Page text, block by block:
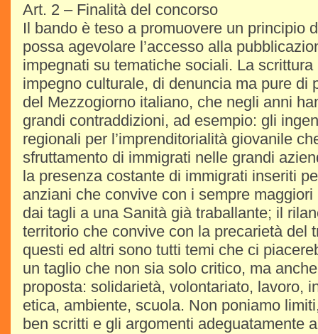
Art. 2 – Finalità del concorso
Il bando è teso a promuovere un principio
possa agevolare l’accesso alla
impegnati su tematiche sociali. La
impegno culturale, di denuncia ma pure di
del Mezzogiorno italiano, che negli anni
grandi contraddizioni, ad esempio: gli
regionali per l’imprenditorialità giovanile
sfruttamento di immigrati nelle grandi
la presenza costante di immigrati inseriti
anziani che convive con i sempre
dai tagli a una Sanità già traballante; il
territorio che convive con la precarietà del
questi ed altri sono tutti temi che ci
un taglio che non sia solo critico, ma
proposta: solidarietà, volontariato, lavoro,
etica, ambiente, scuola. Non poniamo
ben scritti e gli argomenti adeguatamente